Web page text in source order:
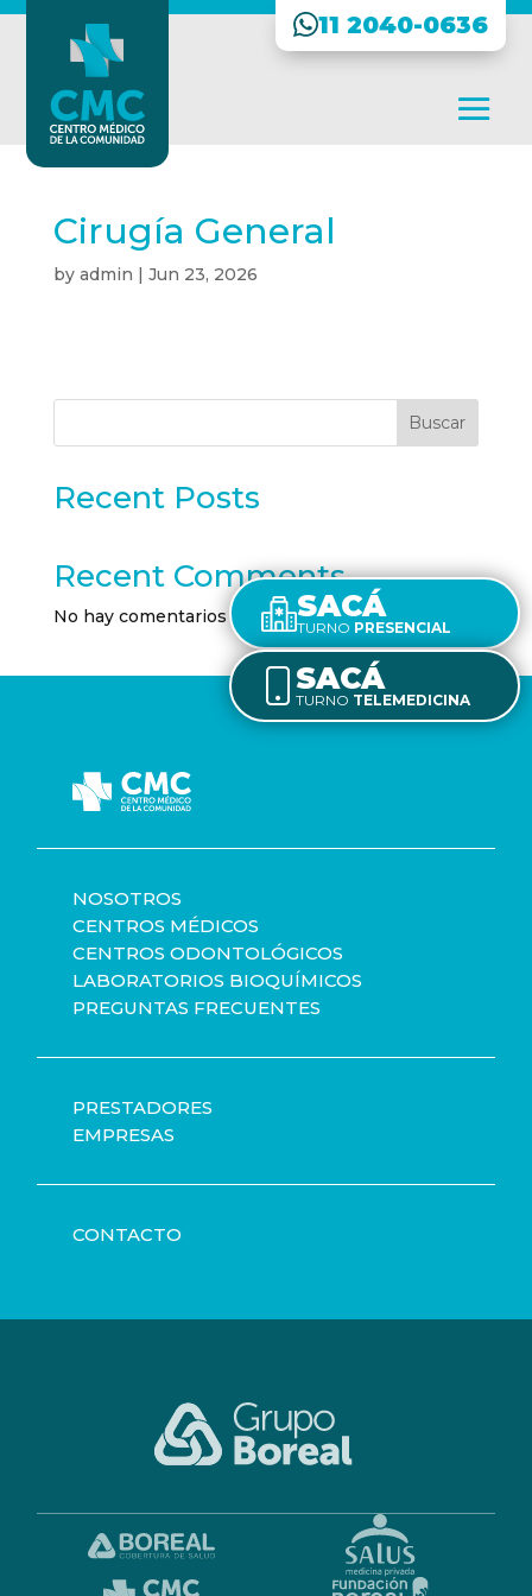
11 2040-0636
Cirugía General
by admin | Jun 23, 2026
Buscar
Recent Posts
Recent Comments
No hay comentarios que mostrar.SACÁ
TURNO PRESENCIAL
SACÁ
TURNO TELEMEDICINA
NOSOTROS
CENTROS MÉDICOS
CENTROS ODONTOLÓGICOS
LABORATORIOS BIOQUÍMICOS
PREGUNTAS FRECUENTES
PRESTADORES
EMPRESAS
CONTACTO